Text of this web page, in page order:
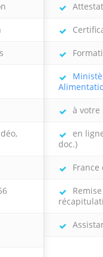
à votre
en
doc.)
France